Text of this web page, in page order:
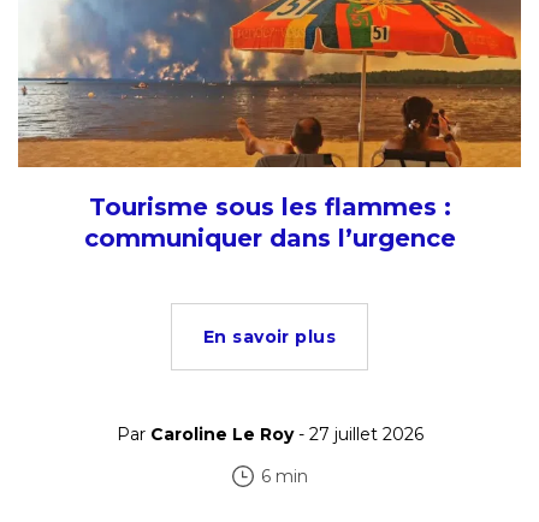
Tourisme sous les flammes :
communiquer dans l’urgence
En savoir plus
Par Caroline Le Roy- 27 juillet 2026
6 min